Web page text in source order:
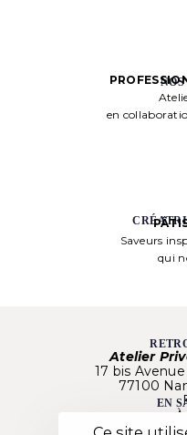
en
Saveurs
qui
Atelier
17 bis
77100
EN